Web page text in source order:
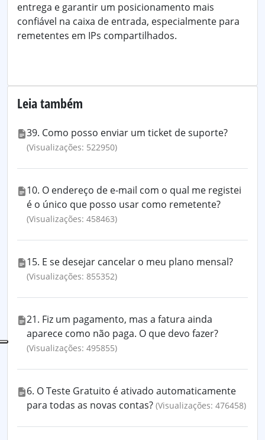
entrega e garantir um posicionamento mais
confiável na caixa de entrada, especialmente para
remetentes em IPs compartilhados.
Leia também
39. Como posso enviar um ticket de suporte?
(Visualizações: 522950)
10. O endereço de e-mail com o qual me registei
é o único que posso usar como remetente?
(Visualizações: 458463)
15. E se desejar cancelar o meu plano mensal?
(Visualizações: 855352)
21. Fiz um pagamento, mas a fatura ainda
aparece como não paga. O que devo fazer?
(Visualizações: 495855)
6. O Teste Gratuito é ativado automaticamente
para todas as novas contas? (Visualizações: 476458)